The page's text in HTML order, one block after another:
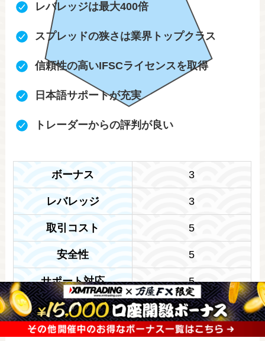
レバレッジは最大400倍
スプレッドの狭さは業界トップクラス
信頼性の高いIFSCライセンスを取得
日本語サポートが充実
トレーダーからの評判が良い
ボーナス 3
レバレッジ 3
取引コスト 5
安全性 5
サポート対応 5
口コミ 4